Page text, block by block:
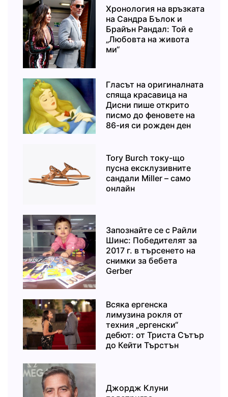
Хронология на връзката
на Сандра Бълок и
Брайън Рандал: Той е
„Любовта на живота
ми“
Гласът на оригиналната
спяща красавица на
Дисни пише открито
писмо до феновете на
86-ия си рожден ден
Tory Burch току-що
пусна ексклузивните
сандали Miller – само
онлайн
Запознайте се с Райли
Шинс: Победителят за
2017 г. в търсенето на
снимки за бебета
Gerber
Всяка ергенска
лимузина рокля от
техния „ергенски“
дебют: от Триста Сътър
до Кейти Търстън
Джордж Клуни